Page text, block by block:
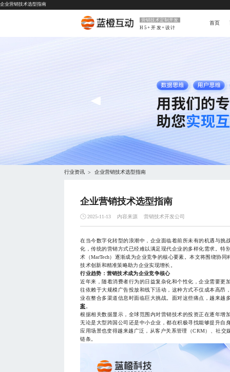
企业营销技术选型指南
营销技术定制开发
H5+开发+设计
首页
行业资讯 > 企业营销技术选型指南
企业营销技术选型指南
2025-11-13 内容来源 营销技术开发公司
在当今数字化转型的浪潮中，企业面临着前所未有的机遇与挑
化，传统的营销方式已经难以满足现代企业的多样化需求。特
术（MarTech）逐渐成为企业竞争的核心要素。本文将围绕协
技术创新和精准策略助力企业实现增长。
行业趋势：营销技术成为企业竞争核心
近年来，随着消费者行为的日益复杂化和个性化，企业需要更
往依赖于大规模广告投放和线下活动，这种方式不仅成本高昂
业在整合多渠道信息时面临巨大挑战。面对这些痛点，越来越
案
根据相关数据显示，全球范围内对营销技术的投资正在逐年增
无论是大型跨国公司还是中小企业，都在积极寻找能够提升自
应用场景也变得越来越广泛，从客户关系管理（CRM）、社
链条。